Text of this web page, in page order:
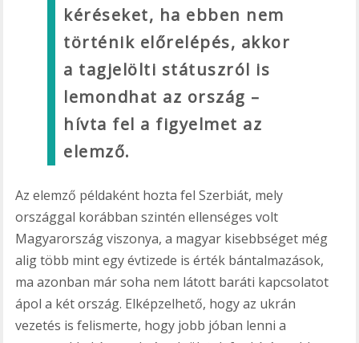
kéréseket, ha ebben nem
történik előrelépés, akkor
a tagjelölti státuszról is
lemondhat az ország –
hívta fel a figyelmet az
elemző.
Az elemző példaként hozta fel Szerbiát, mely
országgal korábban szintén ellenséges volt
Magyarország viszonya, a magyar kisebbséget még
alig több mint egy évtizede is érték bántalmazások,
ma azonban már soha nem látott baráti kapcsolatot
ápol a két ország. Elképzelhető, hogy az ukrán
vezetés is felismerte, hogy jobb jóban lenni a